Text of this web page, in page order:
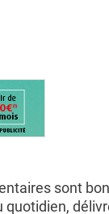
sont
quotidien,